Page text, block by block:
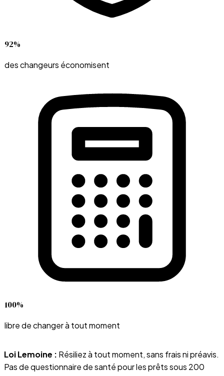
92%
des changeurs économisent
100%
libre de changer à tout moment
Loi Lemoine : Résiliez à tout moment, sans frais ni préavis.
Pas de questionnaire de santé pour les prêts sous 200